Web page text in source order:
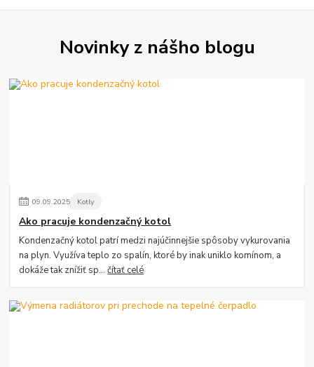
Novinky z nášho blogu
09.09.2025 Kotly
Ako pracuje kondenzačný kotol
Kondenzačný kotol patrí medzi najúčinnejšie spôsoby vykurovania
na plyn. Využíva teplo zo spalín, ktoré by inak uniklo komínom, a
dokáže tak znížiť sp...čítať celé